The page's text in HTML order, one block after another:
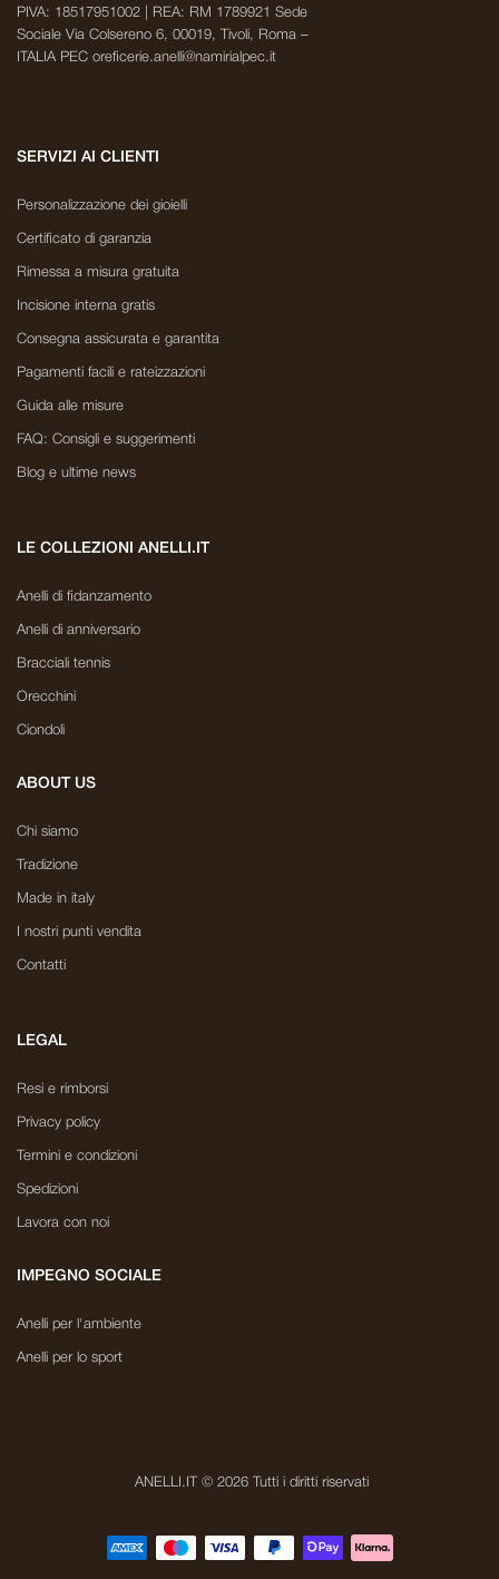
PIVA: 18517951002 | REA: RM 1789921 Sede
Sociale Via Colsereno 6, 00019, Tivoli, Roma –
ITALIA PEC oreficerie.anelli@namirialpec.it
SERVIZI AI CLIENTI
Personalizzazione dei gioielli
Certificato di garanzia
Rimessa a misura gratuita
Incisione interna gratis
Consegna assicurata e garantita
Pagamenti facili e rateizzazioni
Guida alle misure
FAQ: Consigli e suggerimenti
Blog e ultime news
LE COLLEZIONI ANELLI.IT
Anelli di fidanzamento
Anelli di anniversario
Bracciali tennis
Orecchini
Ciondoli
ABOUT US
Chi siamo
Tradizione
Made in italy
I nostri punti vendita
Contatti
LEGAL
Resi e rimborsi
Privacy policy
Termini e condizioni
Spedizioni
Lavora con noi
IMPEGNO SOCIALE
Anelli per l'ambiente
Anelli per lo sport
ANELLI.IT © 2026 Tutti i diritti riservati